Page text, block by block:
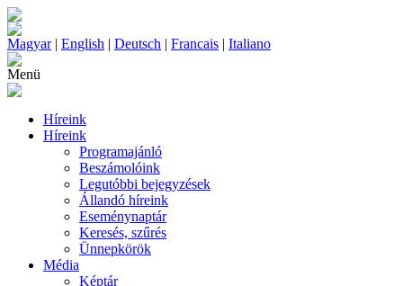
Magyar| English | Deutsch | Francais | Italiano
Menü
Híreink
Híreink
Programajánló
Beszámolóink
Legutóbbi bejegyzések
Állandó híreink
Eseménynaptár
Keresés, szűrés
Ünnepkörök
Média
Képtár